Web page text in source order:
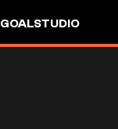
GOALSTUDIO